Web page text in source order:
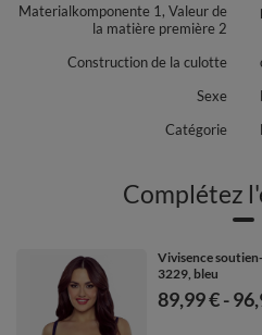
Materialkomponente 1, Valeur de
la matière première 2
Construction de la culotte
Sexe
Catégorie
Complétez
Vivisence
3229, bleu
de
89,99 €-